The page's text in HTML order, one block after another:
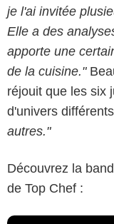
je l'ai invitée
Elle a des
apporte une
de la cuisine."
réjouit que les six
d'univers
autres."
Découvrez la
de Top Chef :